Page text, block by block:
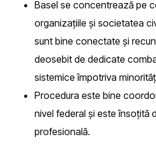
Basel se concentrează pe
organizațiile și societatea
sunt bine conectate și
deosebit de dedicate
sistemice împotriva
Procedura este bine
nivel federal și este însoțită
profesională.